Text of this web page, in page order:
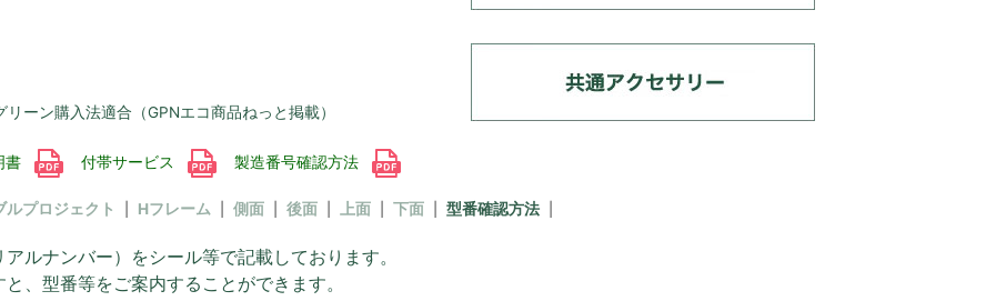
ーン購入法適合（GPNエコ商品ねっと掲載）
書 付帯サービス 製造番号確認方法
ルプロジェクト Hフレーム 側面 後面 上面 下面 型番確認方法
ルナンバー）をシール等で記載しております。
、型番等をご案内することができます。